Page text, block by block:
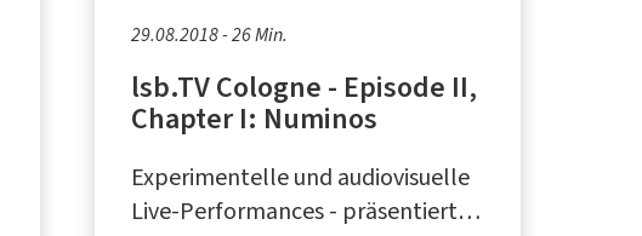
29.08.2018 - 26 Min.
lsb.TV Cologne - Episode II,
Chapter I: Numinos
Experimentelle und audiovisuelle
Live-Performances - präsentiert